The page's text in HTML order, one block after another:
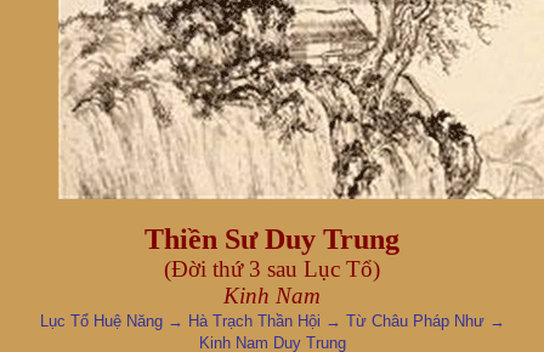
Thiền Sư Duy Trung
(Đời thứ 3 sau Lục Tổ)
Kinh Nam
Lục Tổ Huệ Năng → Hà Trạch Thần Hội → Từ Châu Pháp Như →
Kinh Nam Duy Trung